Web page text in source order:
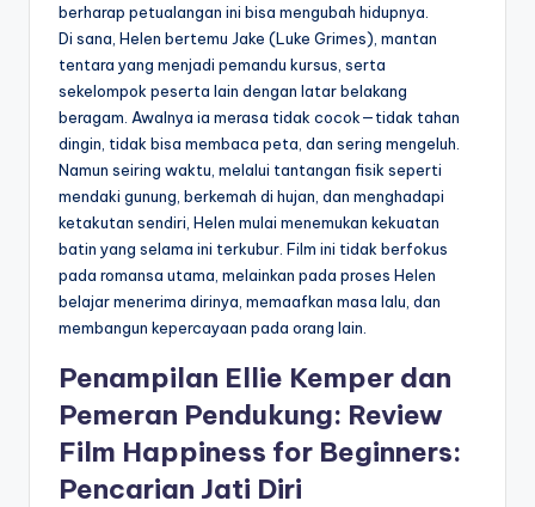
berharap petualangan ini bisa mengubah hidupnya.
Di sana, Helen bertemu Jake (Luke Grimes), mantan
tentara yang menjadi pemandu kursus, serta
sekelompok peserta lain dengan latar belakang
beragam. Awalnya ia merasa tidak cocok—tidak tahan
dingin, tidak bisa membaca peta, dan sering mengeluh.
Namun seiring waktu, melalui tantangan fisik seperti
mendaki gunung, berkemah di hujan, dan menghadapi
ketakutan sendiri, Helen mulai menemukan kekuatan
batin yang selama ini terkubur. Film ini tidak berfokus
pada romansa utama, melainkan pada proses Helen
belajar menerima dirinya, memaafkan masa lalu, dan
membangun kepercayaan pada orang lain.
Penampilan Ellie Kemper dan
Pemeran Pendukung: Review
Film Happiness for Beginners:
Pencarian Jati Diri